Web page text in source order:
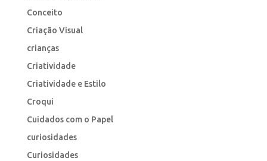
Conceito
Criação Visual
crianças
Criatividade
Criatividade e Estilo
Croqui
Cuidados com o Papel
curiosidades
Curiosidades